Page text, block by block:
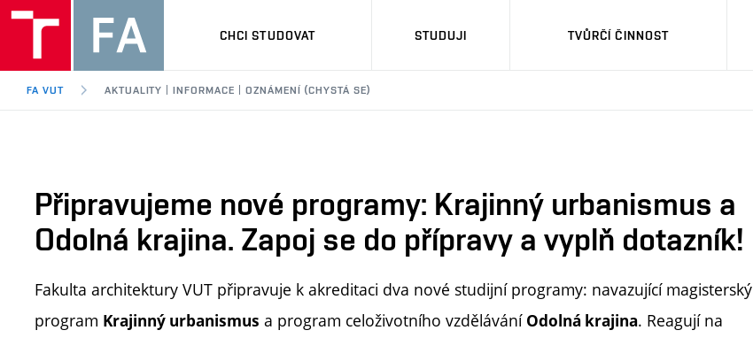
CHCI STUDOVAT STUDUJI TVŮRČÍ ČINNOST
FA VUT AKTUALITY | INFORMACE | OZNÁMENÍ (CHYSTÁ SE)
Připravujeme nové programy: Krajinný urbanismus a
Odolná krajina. Zapoj se do přípravy a vyplň dotazník!
Fakulta architektury VUT připravuje k akreditaci dva nové studijní programy: navazující magisterský
program Krajinný urbanismus a program celoživotního vzdělávání Odolná krajina. Reagují na